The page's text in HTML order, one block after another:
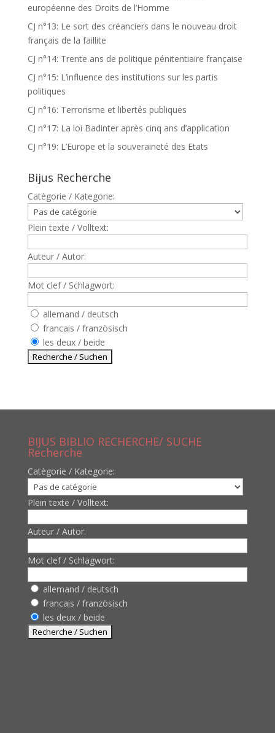
européenne des Droits de l’Homme
CJ n°13: Le sort des créanciers dans le nouveau droit
français de la faillite
CJ n°14: Trente ans de politique pénitentiaire française
CJ n°15: L’influence des institutions sur les partis
politiques
CJ n°16: Terrorisme et libertés publiques
CJ n°17: La loi Badinter après cinq ans d’application
CJ n°19: L’Europe et la souveraineté des Etats
Bijus Recherche
Catègorie / Kategorie:
Plein texte / Volltext:
Auteur / Autor:
Mot clef / Schlagwort:
allemand / deutsch
francais / französisch
les deux / beide
BIJUS BIBLIO RECHERCHE/ SUCHE
Recherche
Catègorie / Kategorie:
Plein texte / Volltext:
Auteur / Autor:
Mot clef / Schlagwort:
allemand / deutsch
francais / französisch
les deux / beide